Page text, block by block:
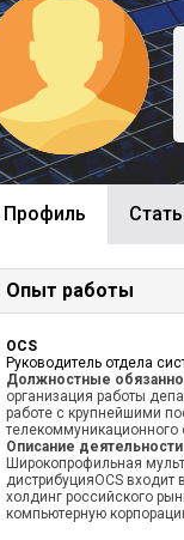
Профиль
Опыт работы
OCS
Руководитель отдела
Должностные
организация работы
работе с крупнейшими
телекоммуникационного
Описание
Широкопрофильная
дистрибуцияOCS входит
холдинг российского
компьютерную